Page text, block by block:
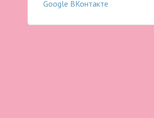
Google ВКонтакте